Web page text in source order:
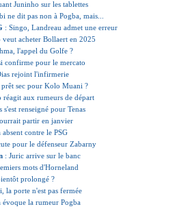
Juninho sur les tablettes
ne dit pas non à Pogba, mais...
: Singo, Landreau admet une erreur
veut acheter Bollaert en 2025
l'appel du Golfe ?
confirme pour le mercato
rejoint l'infirmerie
prêt sec pour Kolo Muani ?
aux rumeurs de départ
s'est renseigné pour Tenas
partir en janvier
absent contre le PSG
pour le défenseur Zabarny
: Juric arrive sur le banc
mots d'Horneland
prolongé ?
la porte n'est pas fermée
évoque la rumeur Pogba